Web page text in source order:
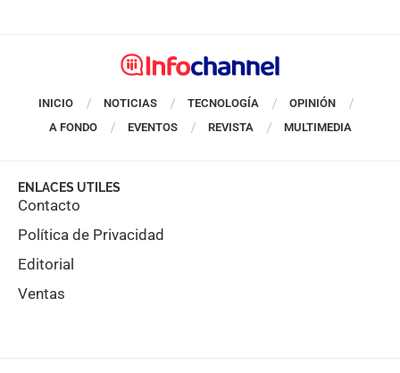
INICIO NOTICIAS TECNOLOGÍA
OPINIÓN
A FONDO
EVENTOS REVISTA MULTIMEDIA
ENLACES UTILES
Contacto
Política de Privacidad
Editorial
Ventas